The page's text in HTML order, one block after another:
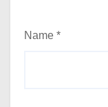
Name *